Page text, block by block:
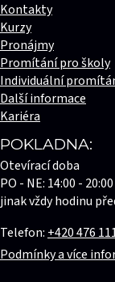
Kontakty
Kurzy
Pronájmy
Promítání pro školy
Individuální
Další informace
Kariéra
POKLADNA:
Otevírací doba
PO - NE: 14:00 -
jinak vždy hodinu
Telefon: +420 476
Podmínky a více